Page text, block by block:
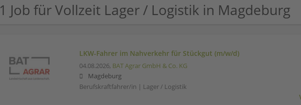
1 Job für Vollzeit Lager / Logistik in Magdeburg
LKW-Fahrer im Nahverkehr für Stückgut (m/w/d)
04.08.2026, BAT Agrar GmbH & Co. KG
Magdeburg
Berufskraftfahrer/in | Lager / Logistik